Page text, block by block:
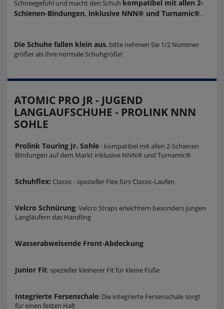
Schneegefühl und macht den Schuh kompatibel mit allen 2-
Schienen-Bindungen, inklusive NNN® und Turnamic®.
Die Schuhe fallen klein aus, bitte nehmen Sie 1/2 Nummer
größer als Ihre normale Schuhgröße!
ATOMIC PRO JR - JUGEND
LANGLAUFSCHUHE - PROLINK NNN
SOHLE
Prolink Touring Jr. Sohle- kompatibel mit allen 2-Schienen
Bindungen auf dem Markt inklusive NNN® und Turnamic®
Schuhflex: Classic - spezieller Flex fürs Classic-Laufen
Velcro Schnürung: Velcro Straps erleichtern besonders jungen
Langläufern das Handling
Wasserabweisende Front-Abdeckung
Junior Fit: spezieller kleinerer Fit für kleine Füße
Integrierte Fersenschale: Die integrierte Fersenschale sorgt
für einen festen Halt